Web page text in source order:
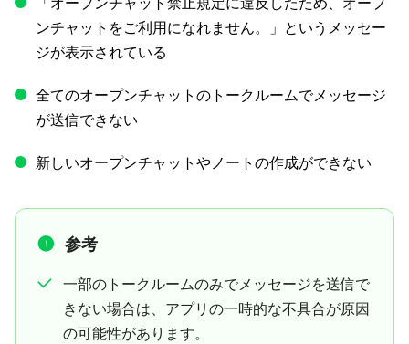
ンチャットをご利用になれません。」というメッセー
ジが表示されている
全てのオープンチャットのトークルームでメッセージ
が送信できない
新しいオープンチャットやノートの作成ができない
参考
一部のトークルームのみでメッセージを送信で
きない場合は、アプリの一時的な不具合が原因
の可能性があります。